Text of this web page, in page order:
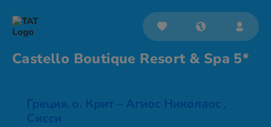
Castello Boutique Resort & Spa 5*
Греция, о. Крит – Агиос Николаос ,
Сисси